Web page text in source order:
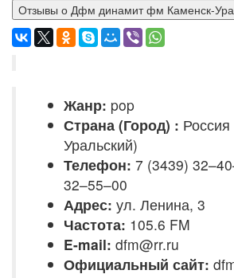
Отзывы о Дфм динамит фм Каменск-
Жанр: pop
Страна (Город) :
Уральский)
Телефон: 7 (3439)
32–55–00
Адрес: ул. Ленина, 3
Частота: 105.6 FM
E-mail: dfm@rr.ru
Официальный сайт: